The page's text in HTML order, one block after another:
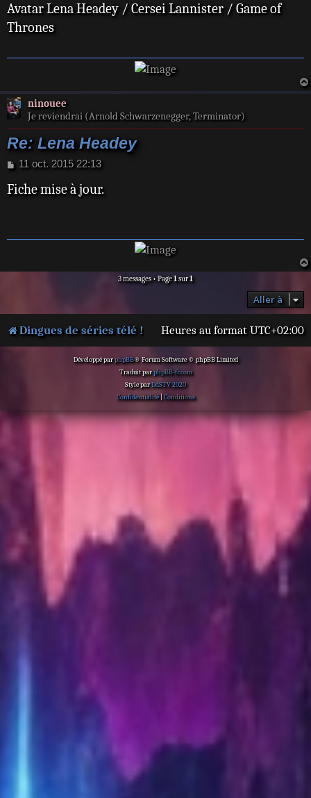
s
s
a
e
Avatar Lena Headey / Cersei Lannister / Game of
Thrones
ninouee
Je reviendrai (Arnold Schwarzenegger, Terminator)
Re: Lena Headey
M
s
e
11 oct. 2015 22:13
Fiche mise à jour.
3 messages • Page1sur1
Aller à
Dingues de séries télé ! Heures au format UTC+02:00
Développé parphpBB® Forum Software © phpBB Limited
Traduit parphpBB-fr.com
Style parDdSTV 2020
Confidentialité|Conditions